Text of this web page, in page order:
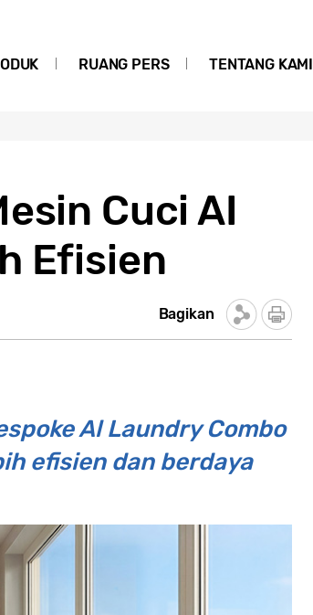
RUANG PERS TENTANG KAMI
Cuci AI
Efisien
Bagikan
Al Laundry Combo
efisien dan berdaya